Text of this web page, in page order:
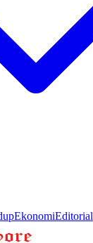
EkonomiEditorial